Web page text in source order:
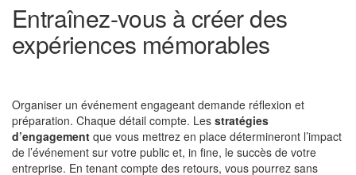
Entraînez-vous à créer des
expériences mémorables
Organiser un événement engageant demande réflexion et
préparation. Chaque détail compte. Les stratégies
d’engagement que vous mettrez en place détermineront l’impact
de l’événement sur votre public et, in fine, le succès de votre
entreprise. En tenant compte des retours, vous pourrez sans